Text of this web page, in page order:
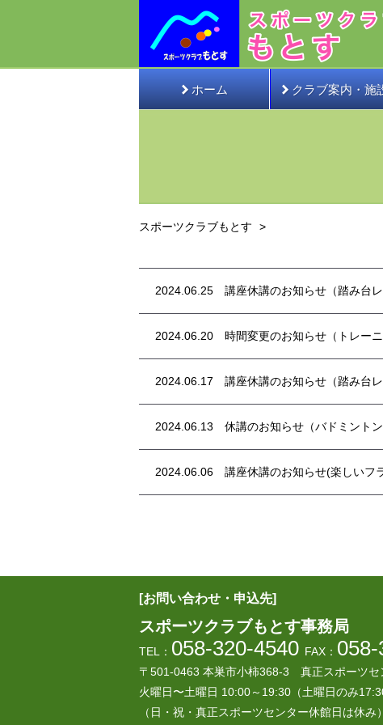
ホーム クラブ案内・施
スポーツクラブもとす
2024.06.25 講座休講のお知らせ（踏み台
2024.06.20 時間変更のお知らせ（トレー
2024.06.17 講座休講のお知らせ（踏み台
2024.06.13 休講のお知らせ（バドミントン
2024.06.06 講座休講のお知らせ(楽しいフ
[お問い合わせ・申込先]
スポーツクラブもとす事務局
TEL： 058-320-4540 FAX：
〒501-0463 本巣市小柿368-3 真正スポーツセ
火曜日〜土曜日 10:00～19:30 （土曜日のみ
（日・祝・真正スポーツセンター休館日は休み）